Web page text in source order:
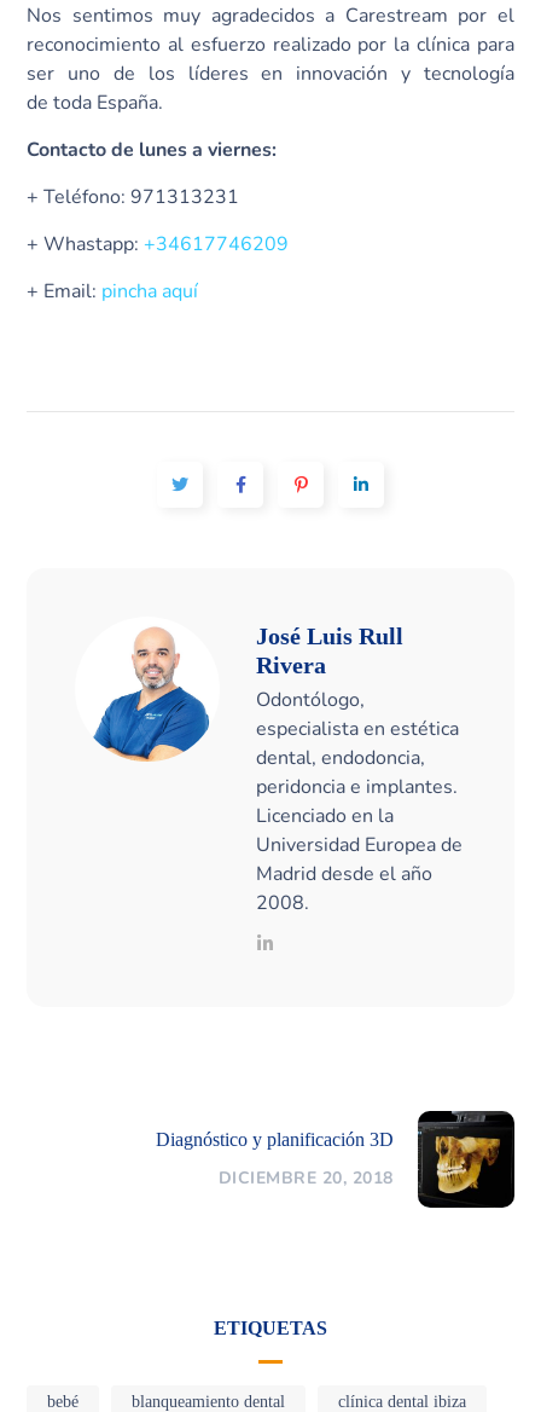
Nos sentimos muy agradecidos a Carestream por el
reconocimiento al esfuerzo realizado por la clínica para
ser uno de los líderes en innovación y tecnología
de toda España.
Contacto de lunes a viernes:
+ Teléfono: 971313231
+ Whastapp:+34617746209
+ Email: pincha aquí
José Luis Rull
Rivera
Odontólogo,
especialista en estética
dental, endodoncia,
peridoncia e implantes.
Licenciado en la
Universidad Europea de
Madrid desde el año
2008.
Diagnóstico y planificación 3D
DICIEMBRE 20, 2018
ETIQUETAS
bebé blanqueamiento dental clínica dental ibiza